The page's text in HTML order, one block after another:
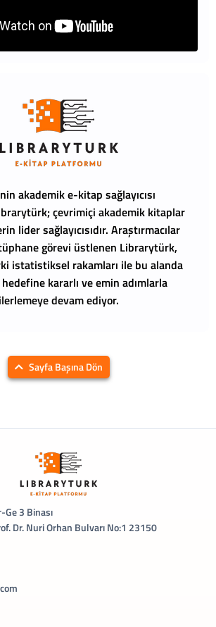
akademik e-kitap sağlayıcısı
çevrimiçi akademik kitaplar
lider sağlayıcısıdır. Araştırmacılar
görevi üstlenen Librarytürk,
istatistiksel rakamları ile bu alanda
kararlı ve emin adımlarla
ilerlemeye devam ediyor.
Sayfa Başına Dön
Ge 3 Binası
Dr. Nuri Orhan Bulvarı No:1 23150